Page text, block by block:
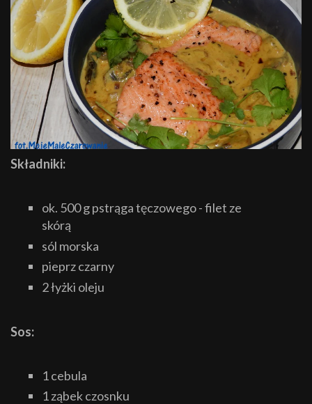
Składniki:
ok. 500 g pstrąga tęczowego - filet ze
skórą
sól morska
pieprz czarny
2 łyżki oleju
Sos:
1 cebula
1 ząbek czosnku